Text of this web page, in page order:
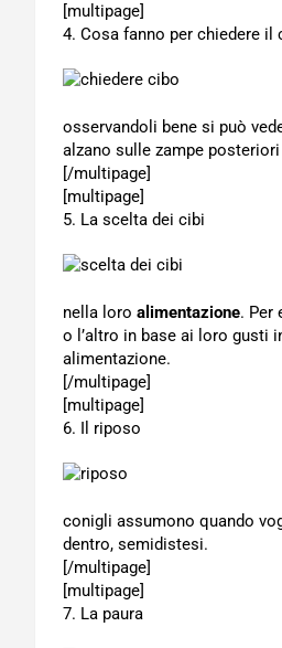
[multipage]
4. Cosa fanno per chiedere il
osservandoli bene si può
alzano sulle zampe
[/multipage]
[multipage]
5. La scelta dei cibi
nella loro alimentazione. Per
o l’altro in base ai loro gusti
alimentazione.
[/multipage]
[multipage]
6. Il riposo
conigli assumono quando
dentro, semidistesi.
[/multipage]
[multipage]
7. La paura